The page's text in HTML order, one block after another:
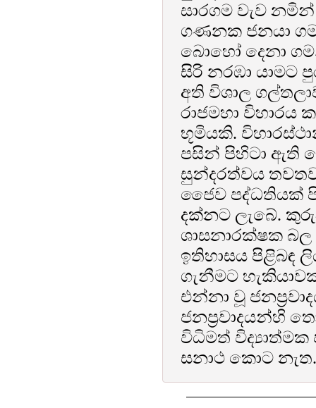
සාරගම වැව
ගණනක ජනයා
බොහෝ දෙනා
සිරි නරඹා යාමට
අති විශාල
රාජමහා
භූමියකි.
පසින් පිහිටා ඇති
සුන්දරත්වය
ජෛව පද්ධතියක්
දක්නට ලැබේ.
ශාසනාරක්ෂක
ඉතිහාසය පිළිබඳ
ගැනීමට
එන්නා වූ
ජනප්‍රවාදයන්හි
විධිමත්
සනාථ කොට නැත.